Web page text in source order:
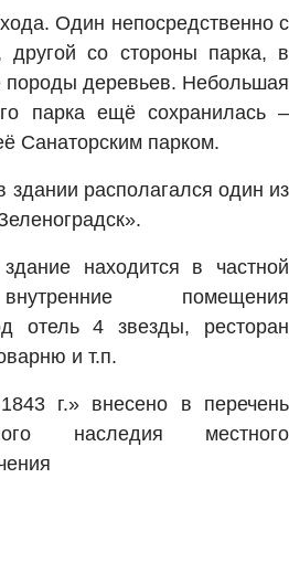
Один непосредственно с
другой со стороны парка, в
породы деревьев. Небольшая
парка ещё сохранилась –
Санаторским парком.
здании располагался один из
находится в частной
помещения
отель 4 звезды, ресторан
и т.п.
г.» внесено в перечень
наследия местного